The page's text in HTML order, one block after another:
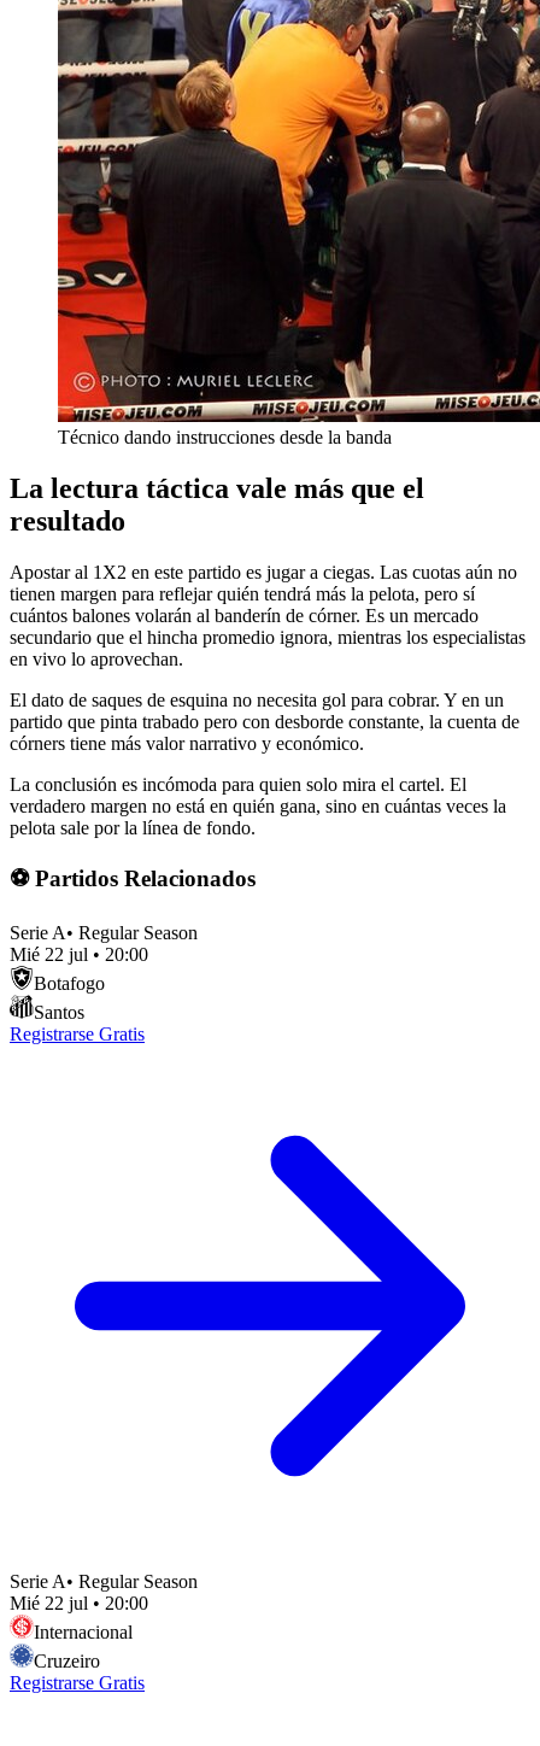
Técnico dando instrucciones desde la banda
La lectura táctica vale más que el
resultado
Apostar al 1X2 en este partido es jugar a ciegas. Las cuotas aún no
tienen margen para reflejar quién tendrá más la pelota, pero sí
cuántos balones volarán al banderín de córner. Es un mercado
secundario que el hincha promedio ignora, mientras los especialistas
en vivo lo aprovechan.
El dato de saques de esquina no necesita gol para cobrar. Y en un
partido que pinta trabado pero con desborde constante, la cuenta de
córners tiene más valor narrativo y económico.
La conclusión es incómoda para quien solo mira el cartel. El
verdadero margen no está en quién gana, sino en cuántas veces la
pelota sale por la línea de fondo.
⚽ Partidos Relacionados
Serie A• Regular Season
Mié 22 jul • 20:00
Botafogo
Santos
Registrarse Gratis
Serie A• Regular Season
Mié 22 jul • 20:00
Internacional
Cruzeiro
Registrarse Gratis